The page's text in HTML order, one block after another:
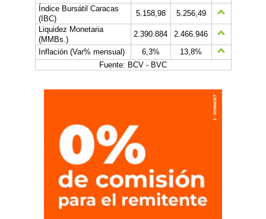
Índice Bursátil Caracas
(IBC)
5.158,98
5.256,49
Liquidez Monetaria
(MMBs.)
2.390.884
2.466.946
Inflación (Var% mensual)
6,3%
13,8%
Fuente: BCV - BVC